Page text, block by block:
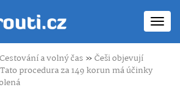
Cestování a volný čas »Češi objevují
procedura za 149 korun má účinky